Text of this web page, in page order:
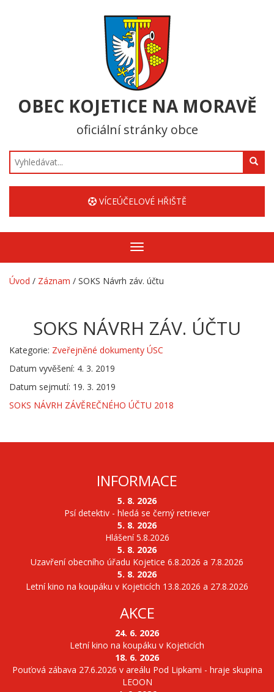
OBEC KOJETICE NA MORAVĚ
oficiální stránky obce
Hledat
VÍCEÚČELOVÉ HŘIŠTĚ
Zobrazit/skrýt
navigaci
Úvod / Záznam / SOKS Návrh záv. účtu
SOKS NÁVRH ZÁV. ÚČTU
Kategorie: Zveřejněné dokumenty ÚSC
Datum vyvěšení: 4. 3. 2019
Datum sejmutí: 19. 3. 2019
SOKS NÁVRH ZÁVĚREČNÉHO ÚČTU 2018
INFORMACE
5. 8. 2026
Psí detektiv - hledá se černý retriever
5. 8. 2026
Hlášení 5.8.2026
5. 8. 2026
Uzavření obecního úřadu Kojetice 6.8.2026 a 7.8.2026
5. 8. 2026
Letní kino na koupáku v Kojeticích 13.8.2026 a 27.8.2026
AKCE
24. 6. 2026
Letní kino na koupáku v Kojeticích
18. 6. 2026
Pouťová zábava 27.6.2026 v areálu Pod Lipkami - hraje skupina
LEOON